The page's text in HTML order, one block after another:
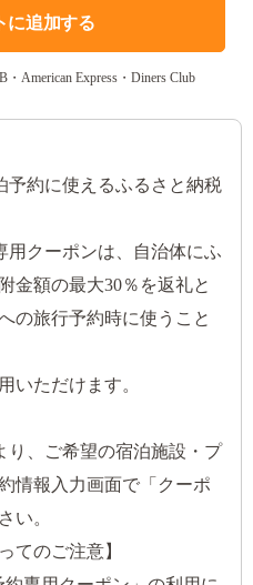
に追加する
American Express・Diners Club
予約に使えるふるさと納税
用クーポンは、自治体にふ
金額の最大30％を返礼と
の旅行予約時に使うこと
いただけます。
り、ご希望の宿泊施設・プ
情報入力画面で「クーポ
い。
てのご注意】